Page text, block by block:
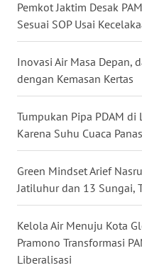
Pemkot Jaktim Desak
Sesuai SOP Usai
Inovasi Air Masa Depan,
dengan Kemasan Kertas
Tumpukan Pipa PDAM di
Karena Suhu Cuaca Panas
Green Mindset Arief
Jatiluhur dan 13 Sungai,
Kelola Air Menuju Kota
Pramono Transformasi
Liberalisasi
WN
MALUT
WN
DAIRI
WN
DANAU
WN